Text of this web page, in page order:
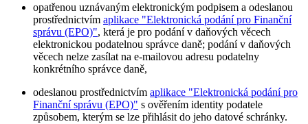
opatřenou uznávaným elektronickým podpisem a odeslanou
prostřednictvím aplikace "Elektronická podání pro Finanční
správu (EPO)", která je pro podání v daňových věcech
elektronickou podatelnou správce daně; podání v daňových
věcech nelze zasílat na e-mailovou adresu podatelny
konkrétního správce daně,
odeslanou prostřednictvím aplikace "Elektronická podání pro
Finanční správu (EPO)" s ověřením identity podatele
způsobem, kterým se lze přihlásit do jeho datové schránky.